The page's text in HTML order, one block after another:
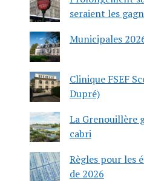
seraient les
Municipales
Clinique FSEF
Dupré)
La Grenouillère
cabri
Règles pour les
de 2026